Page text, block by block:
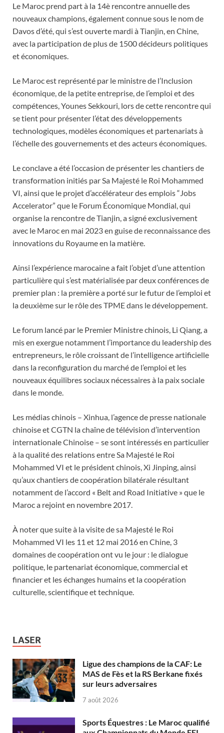
Le Maroc prend part à la 14è rencontre annuelle des
nouveaux champions, également connue sous le nom de
Davos d’été, qui s’est ouverte mardi à Tianjin, en Chine,
avec la participation de plus de 1500 décideurs politiques
et économiques.
Le Maroc est représenté par le ministre de l’Inclusion
économique, de la petite entreprise, de l’emploi et des
compétences, Younes Sekkouri, lors de cette rencontre qui
se tient pour présenter l’état des développements
technologiques, modèles économiques et partenariats à
l’échelle des gouvernements et des acteurs économiques.
Le conclave a été l’occasion de présenter les chantiers de
transformation initiés par Sa Majesté le Roi Mohammed
VI, ainsi que le projet d’accélérateur des emplois “Jobs
Accelerator” que le Forum Économique Mondial, qui
organise la rencontre de Tianjin, a signé exclusivement
avec le Maroc en mai 2023 en guise de reconnaissance des
innovations du Royaume en la matière.
Ainsi l’expérience marocaine a fait l’objet d’une attention
particulière qui s’est matérialisée par deux conférences de
premier plan : la première a porté sur le futur de l’emploi et
la deuxième sur le rôle des TPME dans le développement.
Le forum lancé par le Premier Ministre chinois, Li Qiang, a
mis en exergue notamment l’importance du leadership des
entrepreneurs, le rôle croissant de l’intelligence artificielle
dans la reconfiguration du marché de l’emploi et les
nouveaux équilibres sociaux nécessaires à la paix sociale
dans le monde.
Les médias chinois – Xinhua, l’agence de presse nationale
chinoise et CGTN la chaîne de télévision d’intervention
internationale Chinoise – se sont intéressés en particulier
à la qualité des relations entre Sa Majesté le Roi
Mohammed VI et le président chinois, Xi Jinping, ainsi
qu’aux chantiers de coopération bilatérale résultant
notamment de l’accord « Belt and Road Initiative » que le
Maroc a rejoint en novembre 2017.
À noter que suite à la visite de sa Majesté le Roi
Mohammed VI les 11 et 12 mai 2016 en Chine, 3
domaines de coopération ont vu le jour : le dialogue
politique, le partenariat économique, commercial et
financier et les échanges humains et la coopération
culturelle, scientifique et technique.
LASER
Ligue des champions de la CAF: Le
MAS de Fès et la RS Berkane fixés
sur leurs adversaires
7 août 2026
Sports Équestres : Le Maroc qualifié